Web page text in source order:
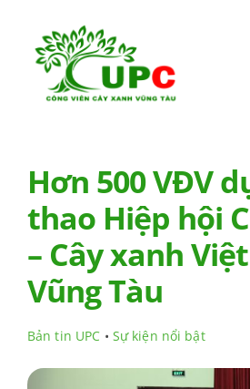
content
Giới thiệu
Bản tin UPC
Quan hệ cổ
Hơn 500 VĐV
thao Hiệp hội
– Cây xanh
Vũng Tàu
Bản tin UPC • Sự kiện nổi bật